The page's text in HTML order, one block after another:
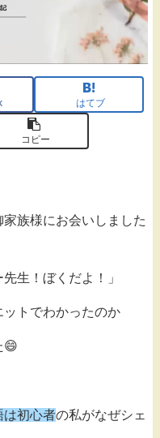
はてブ
コピー
族様にお会いしました
生！ぼくだよ！」
トでわかったのか
😄
は初心者の私がなぜシェ